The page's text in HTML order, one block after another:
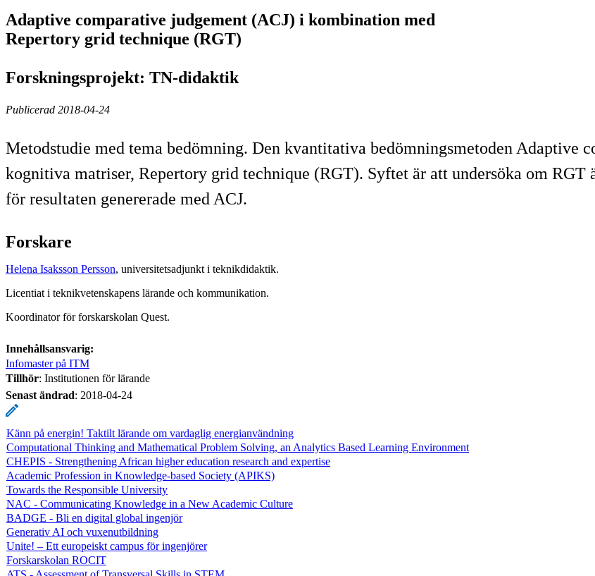
Adaptive comparative judgement (ACJ) i kombination med
Repertory grid technique (RGT)
Forskningsprojekt: TN-didaktik
Publicerad 2018-04-24
Metodstudie med tema bedömning. Den kvantitativa bedömningsmetoden Adaptive
kognitiva matriser, Repertory grid technique (RGT). Syftet är att undersöka om
för resultaten genererade med ACJ.
Forskare
Helena Isaksson Persson, universitetsadjunkt i teknikdidaktik.
Licentiat i teknikvetenskapens lärande och kommunikation.
Koordinator för forskarskolan Quest.
Innehållsansvarig:
Infomaster på ITM
Tillhör: Institutionen för lärande
Senast ändrad: 2018-04-24
Känn på energin! Taktilt lärande om vardaglig energianvändning
Computational Thinking and Mathematical Problem Solving, an Analytics Based Learning Environment
CHEPIS - Strengthening African higher education research and expertise
Academic Profession in Knowledge-based Society (APIKS)
Towards the Responsible University
NAC - Communicating Knowledge in a New Academic Culture
BADGE - Bli en digital global ingenjör
Generativ AI och vuxenutbildning
Unite! – Ett europeiskt campus för ingenjörer
Forskarskolan ROCIT